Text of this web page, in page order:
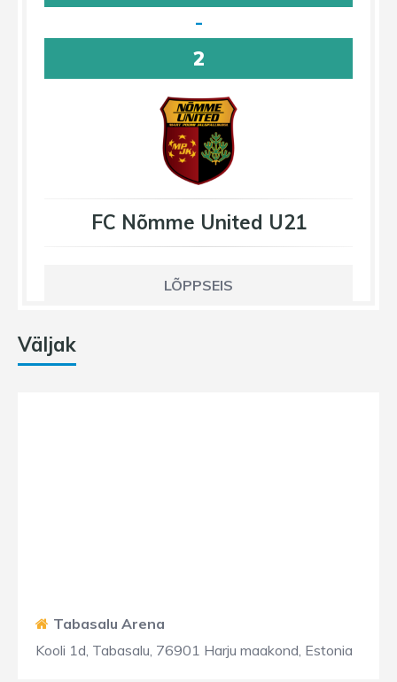
-
2
FC Nõmme United U21
LÕPPSEIS
Väljak
Tabasalu Arena
Kooli 1d, Tabasalu, 76901 Harju maakond, Estonia